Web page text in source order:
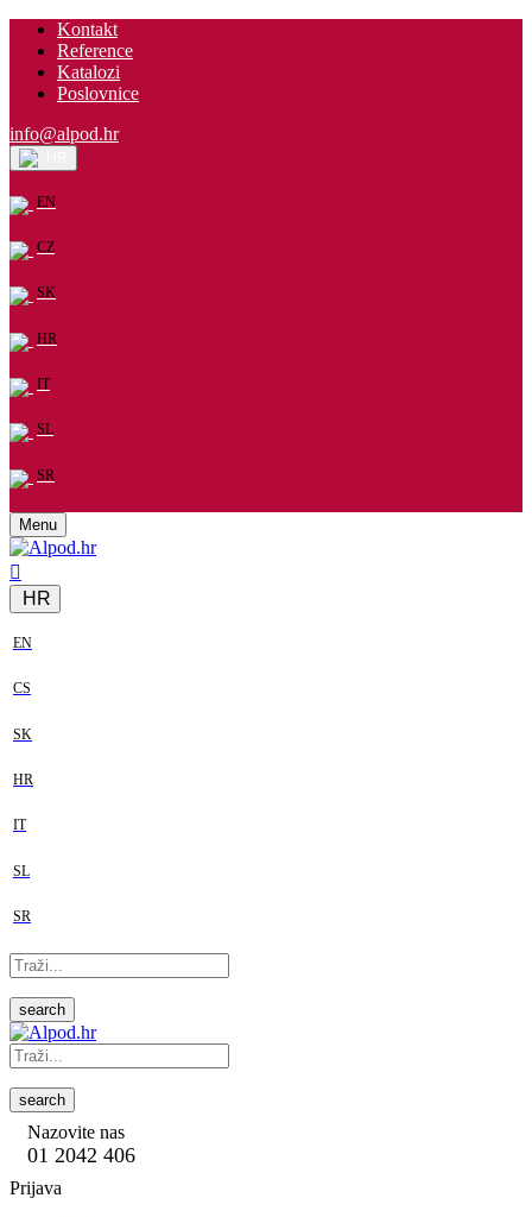
Kontakt
Reference
Katalozi
Poslovnice
info@alpod.hr
EN
CZ
SK
HR
IT
SL
SR
Menu
HR
EN
CS
SK
HR
IT
SL
SR
search
search
Nazovite nas
01 2042 406
Prijava